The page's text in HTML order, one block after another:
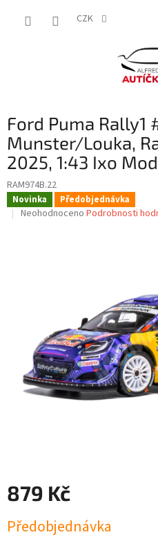
CZK
Ford Puma Rally1
Munster/Louka,
2025, 1:43 Ixo
RAM974B.22
Novinka Předobjednávka
Průměrné
Neohodnoceno Podrobnosti
879 Kč
cena:
Předobjednávka